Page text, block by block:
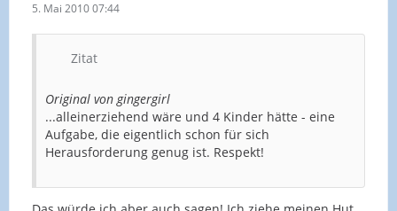
5. Mai 2010 07:44
Zitat
Original von gingergirl
...alleinerziehend wäre und 4 Kinder hätte - eine
Aufgabe, die eigentlich schon für sich
Herausforderung genug ist. Respekt!